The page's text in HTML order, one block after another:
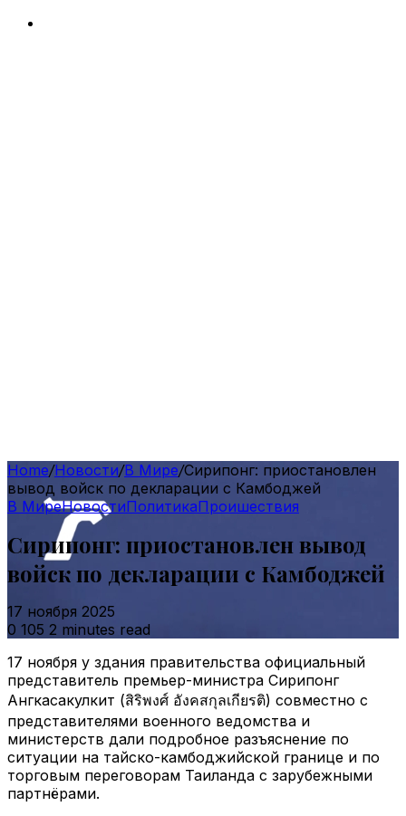
Home/Новости/В Мире/Сирипонг: приостановлен
вывод войск по декларации с Камбоджей
В МиреНовостиПолитикаПроишествия
Сирипонг: приостановлен вывод
войск по декларации с Камбоджей
17 ноября 2025
0 105 2 minutes read
17 ноября у здания правительства официальный
представитель премьер-министра Сирипонг
Ангкасакулкит (สิริพงศ์ อังคสกุลเกียรติ) совместно с
представителями военного ведомства и
министерств дали подробное разъяснение по
ситуации на тайско-камбоджийской границе и по
торговым переговорам Таиланда с зарубежными
партнёрами.